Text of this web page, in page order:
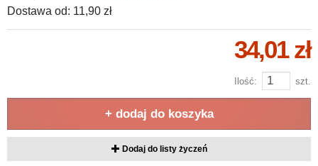
Dostawa od: 11,90 zł
34,01 zł
Ilość: szt.
+ dodaj do koszyka
Dodaj do listy życzeń